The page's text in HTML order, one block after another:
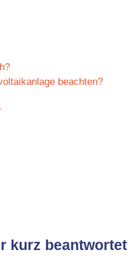
beachten?
kurz beantwortet